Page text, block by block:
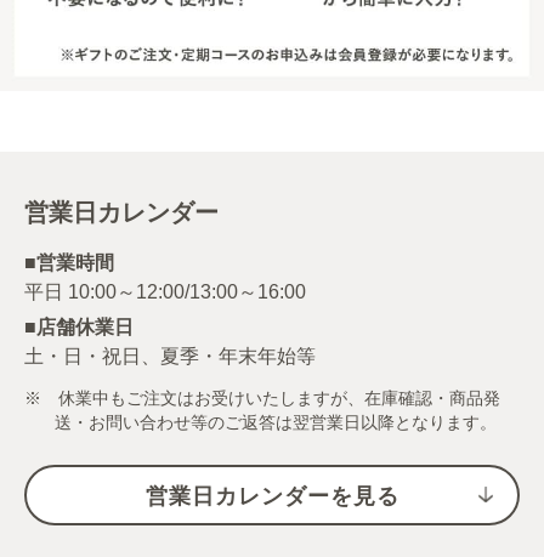
営業日カレンダー
■営業時間
■店舗休業日
土・日・祝日、夏季・年末年始等
※ 休業中もご注文はお受けいたしますが、在庫確認・商品発
送・お問い合わせ等のご返答は翌営業日以降となります。
営業日カレンダーを見る